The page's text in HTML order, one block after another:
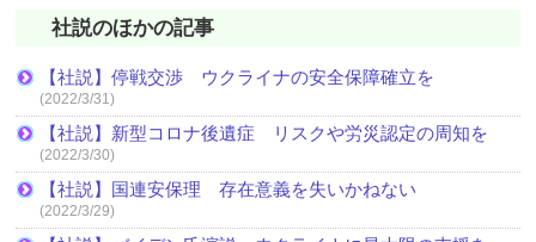
社説のほかの記事
【社説】停戦交渉 ウクライナの安全保障確立を
(2022/3/31)
【社説】新型コロナ後遺症 リスクや労災認定の周知を
(2022/3/30)
【社説】国連安保理 存在意義を失いかねない
(2022/3/29)